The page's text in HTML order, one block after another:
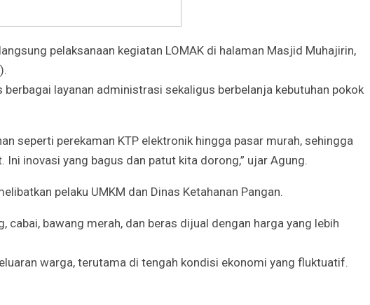
pelaksanaan kegiatan LOMAK di halaman Masjid Muhajirin,
layanan administrasi sekaligus berbelanja kebutuhan pokok
seperti perekaman KTP elektronik hingga pasar murah, sehingga
inovasi yang bagus dan patut kita dorong,” ujar Agung.
pelaku UMKM dan Dinas Ketahanan Pangan.
bawang merah, dan beras dijual dengan harga yang lebih
warga, terutama di tengah kondisi ekonomi yang fluktuatif.